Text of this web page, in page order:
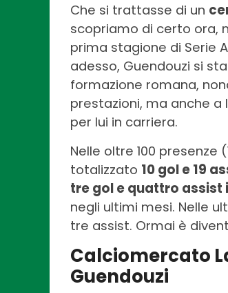
Che si trattasse di un
scopriamo di certo ora,
prima stagione di Serie
adesso, Guendouzi si
formazione romana,
prestazioni, ma anche
per lui in carriera.
Nelle oltre 100 presenze
totalizzato 10 gol e 19
tre gol e quattro assist
negli ultimi mesi. Nelle
tre assist. Ormai è
Calciomercato
Guendouzi